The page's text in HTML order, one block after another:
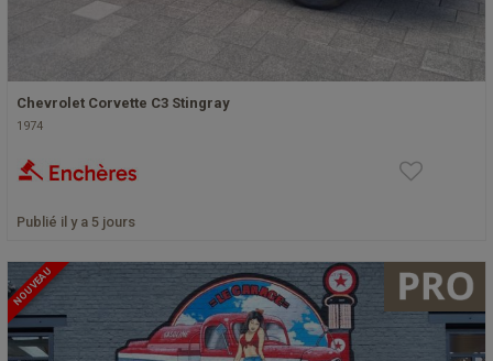
Chevrolet Corvette C3 Stingray
1974
Publié il y a 5 jours
NOUVEAU